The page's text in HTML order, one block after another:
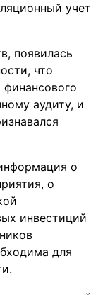
учет
появилась
что
аудиту, и
о
о
инвестиций
для